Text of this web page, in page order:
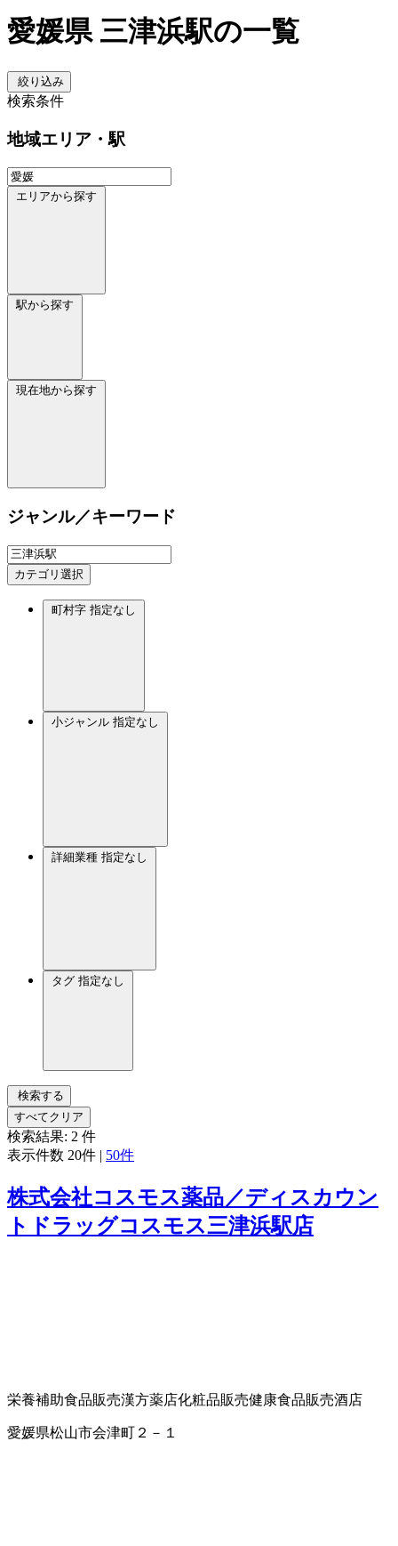
愛媛県 三津浜駅の一覧
絞り込み
検索条件
地域エリア・駅
エリアから探す
駅から探す
現在地から探す
ジャンル／キーワード
カテゴリ選択
町村字 指定なし
小ジャンル 指定なし
詳細業種 指定なし
タグ 指定なし
検索する
すべてクリア
検索結果: 2 件
表示件数 20件 | 50件
株式会社コスモス薬品／ディスカウン
トドラッグコスモス三津浜駅店
栄養補助食品販売漢方薬店化粧品販売健康食品販売酒店
愛媛県松山市会津町２－１